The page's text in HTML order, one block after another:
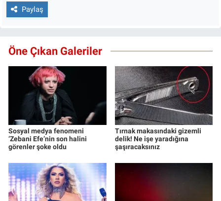
Paylaş
Öne Çıkan Galeriler
Sosyal medya fenomeni
‘Zebani Efe’nin son halini
görenler şoke oldu
Tırnak makasındaki gizemli
delik! Ne işe yaradığına
şaşıracaksınız